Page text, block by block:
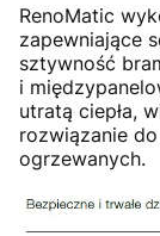
RenoMatic
zapewniające
sztywność
i
utratą ciepła,
rozwiązanie
ogrzewanych.